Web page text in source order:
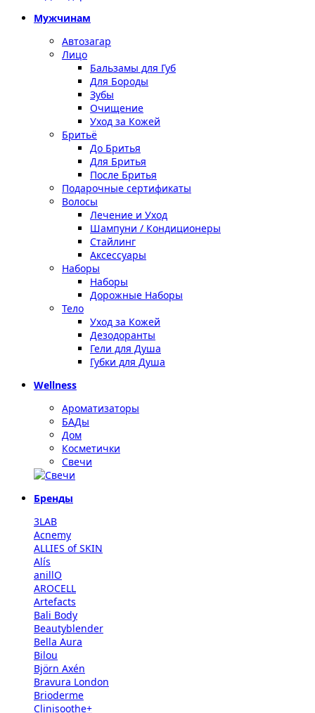
Мужчинам
Автозагар
Лицо
Бальзамы для Губ
Для Бороды
Зубы
Очищение
Уход за Кожей
Бритьё
До Бритья
Для Бритья
После Бритья
Подарочные сертификаты
Волосы
Лечение и Уход
Шампуни / Кондиционеры
Стайлинг
Аксессуары
Наборы
Наборы
Дорожные Наборы
Тело
Уход за Кожей
Дезодоранты
Гели для Душа
Губки для Душа
Wellness
Ароматизаторы
БАДы
Дом
Косметички
Свечи
Бренды
3LAB
Acnemy
ALLIES of SKIN
Alís
anillO
AROCELL
Artefacts
Bali Body
Beautyblender
Bella Aura
Bilou
Björn Axén
Bravura London
Brioderme
Clinisoothe+